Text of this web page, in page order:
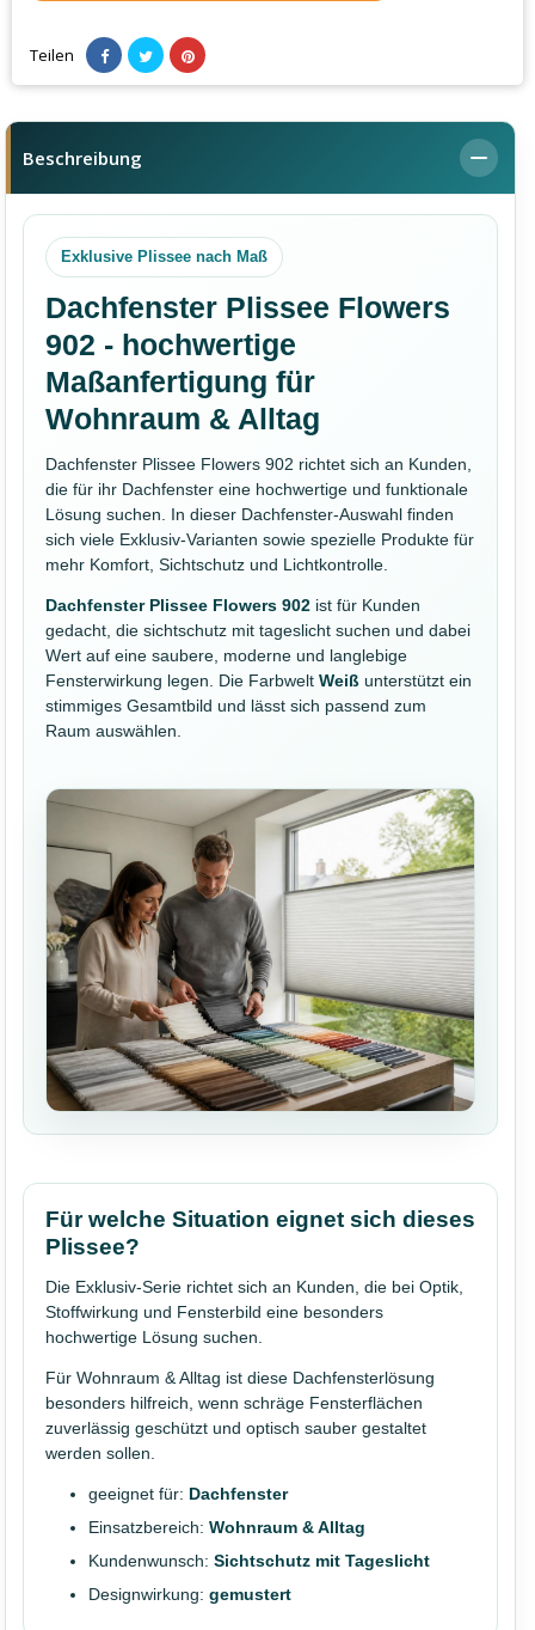
Teilen
Beschreibung
Exklusive Plissee nach Maß
Dachfenster Plissee Flowers
902 - hochwertige
Maßanfertigung für
Wohnraum & Alltag
Dachfenster Plissee Flowers 902 richtet sich an Kunden,
die für ihr Dachfenster eine hochwertige und funktionale
Lösung suchen. In dieser Dachfenster-Auswahl finden
sich viele Exklusiv-Varianten sowie spezielle Produkte für
mehr Komfort, Sichtschutz und Lichtkontrolle.
Dachfenster Plissee Flowers 902 ist für Kunden
gedacht, die sichtschutz mit tageslicht suchen und dabei
Wert auf eine saubere, moderne und langlebige
Fensterwirkung legen. Die Farbwelt Weiß unterstützt ein
stimmiges Gesamtbild und lässt sich passend zum
Raum auswählen.
Für welche Situation eignet sich dieses
Plissee?
Die Exklusiv-Serie richtet sich an Kunden, die bei Optik,
Stoffwirkung und Fensterbild eine besonders
hochwertige Lösung suchen.
Für Wohnraum & Alltag ist diese Dachfensterlösung
besonders hilfreich, wenn schräge Fensterflächen
zuverlässig geschützt und optisch sauber gestaltet
werden sollen.
geeignet für: Dachfenster
Einsatzbereich: Wohnraum & Alltag
Kundenwunsch: Sichtschutz mit Tageslicht
Designwirkung: gemustert